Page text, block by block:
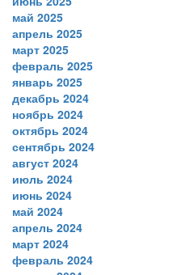
май 2025
апрель 2025
март 2025
февраль 2025
январь 2025
декабрь 2024
ноябрь 2024
октябрь 2024
сентябрь 2024
август 2024
июль 2024
июнь 2024
май 2024
апрель 2024
март 2024
февраль 2024